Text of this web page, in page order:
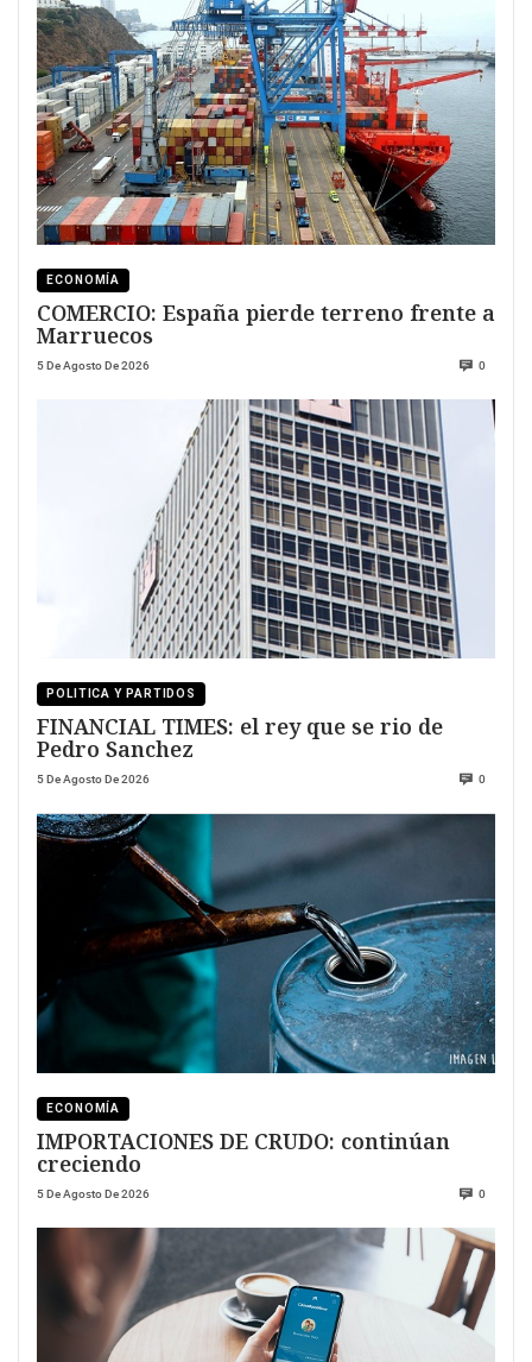
ECONOMÍA
COMERCIO: España pierde terreno frente a
Marruecos
5 De Agosto De 2026 0
POLITICA Y PARTIDOS
FINANCIAL TIMES: el rey que se rio de
Pedro Sanchez
5 De Agosto De 2026 0
ECONOMÍA
IMPORTACIONES DE CRUDO: continúan
creciendo
5 De Agosto De 2026 0